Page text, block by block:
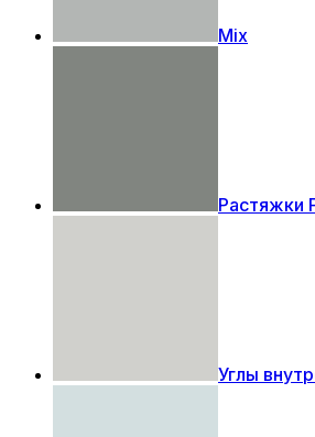
Mix
Растяжки
Углы